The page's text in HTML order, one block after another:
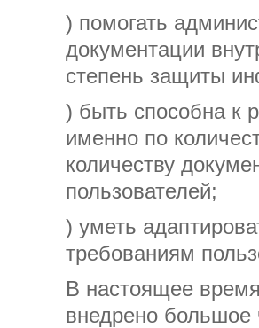
) помогать
документации
степень защиты
) быть способна к
именно по
количеству
пользователей;
) уметь
требованиям
В настоящее
внедрено большое